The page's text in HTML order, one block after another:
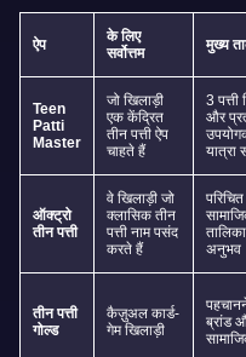
ऐप
के लिए
सर्वोत्तम
मुख्य
Teen
Patti
Master
जो खिलाड़ी
एक केंद्रित
तीन पत्ती ऐप
चाहते हैं
3 पत्ती
और
यात्रा
ऑक्ट्रो
तीन पत्ती
वे खिलाड़ी जो
क्लासिक तीन
पत्ती नाम पसंद
करते हैं
परिचित
अनुभव
तीन पत्ती
गोल्ड
कैज़ुअल कार्ड-
गेम खिलाड़ी
ब्रांड